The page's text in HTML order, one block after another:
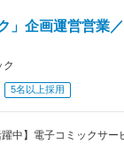
」企画運営営業
ク
5名以上採用
躍中】電子コミックサー